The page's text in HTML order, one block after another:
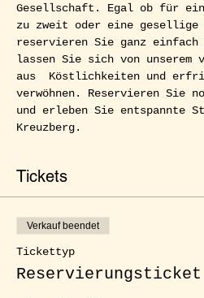
Gesellschaft. Egal ob für ein
zu zweit oder eine gesellige
reservieren Sie ganz einfach
lassen Sie sich von
aus  Köstlichkeiten und
verwöhnen. Reservieren Sie
und erleben Sie entspannte
Kreuzberg.
Tickets
Verkauf beendet
Tickettyp
Reservierungsticket